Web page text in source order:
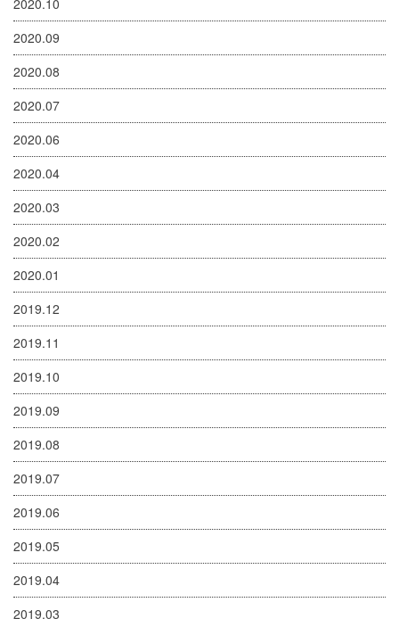
2020.09
2020.08
2020.07
2020.06
2020.04
2020.03
2020.02
2020.01
2019.12
2019.11
2019.10
2019.09
2019.08
2019.07
2019.06
2019.05
2019.04
2019.03